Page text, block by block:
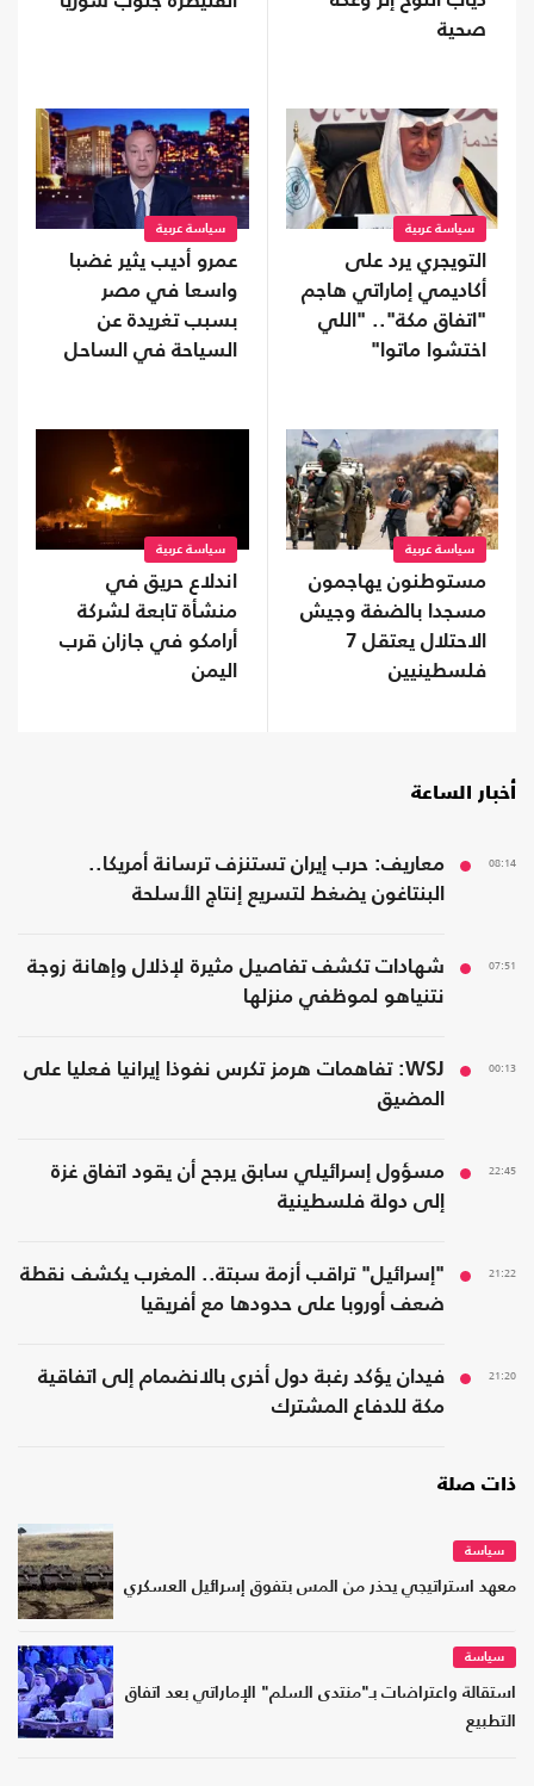
صحية
سياسة عربية
التويجري يرد على
أكاديمي إماراتي هاجم
"اتفاق مكة".. "اللي
اختشوا ماتوا"
سياسة عربية
عمرو أديب يثير غضبا
واسعا في مصر
بسبب تغريدة عن
السياحة في الساحل
سياسة عربية
مستوطنون يهاجمون
مسجدا بالضفة وجيش
الاحتلال يعتقل 7
فلسطينيين
سياسة عربية
اندلاع حريق في
منشأة تابعة لشركة
أرامكو في جازان قرب
اليمن
أخبار الساعة
08:14
معاريف: حرب إيران تستنزف ترسانة أمريكا..
البنتاغون يضغط لتسريع إنتاج الأسلحة
07:51
شهادات تكشف تفاصيل مثيرة لإذلال وإهانة زوجة
نتنياهو لموظفي منزلها
00:13
WSJ: تفاهمات هرمز تكرس نفوذا إيرانيا فعليا على
المضيق
22:45
مسؤول إسرائيلي سابق يرجح أن يقود اتفاق غزة
إلى دولة فلسطينية
21:22
"إسرائيل" تراقب أزمة سبتة.. المغرب يكشف نقطة
ضعف أوروبا على حدودها مع أفريقيا
21:20
فيدان يؤكد رغبة دول أخرى بالانضمام إلى اتفاقية
مكة للدفاع المشترك
ذات صلة
سياسة
معهد استراتيجي يحذر من المس بتفوق إسرائيل العسكري
سياسة
استقالة واعتراضات بـ"منتدى السلم" الإماراتي بعد اتفاق
التطبيع